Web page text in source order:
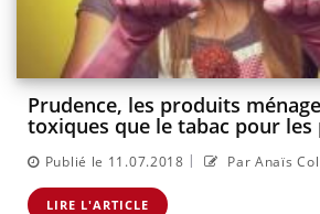
Prudence, les produits
toxiques que le tabac pour les
Publié le 11.07.2018 | Par Anaïs Col
LIRE L'ARTICLE